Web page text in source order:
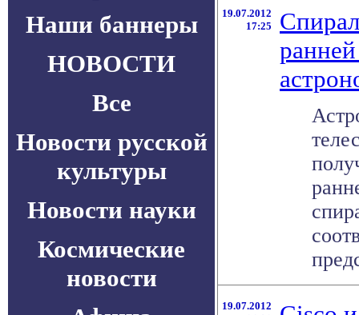
Наши баннеры
НОВОСТИ
Все
Новости русской
культуры
Новости науки
Космические
новости
19.07.2012
17:25
ранней
19.07.2012